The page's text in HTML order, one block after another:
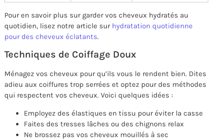
Pour en savoir plus sur garder vos cheveux hydratés au
quotidien, lisez notre article sur hydratation quotidienne
pour des cheveux éclatants.
Techniques de Coiffage Doux
Ménagez vos cheveux pour qu’ils vous le rendent bien. Dites
adieu aux coiffures trop serrées et optez pour des méthodes
qui respectent vos cheveux. Voici quelques idées :
Employez des élastiques en tissu pour éviter la casse
Faites des tresses lâches ou des chignons relax
Ne brossez pas vos cheveux mouillés à sec